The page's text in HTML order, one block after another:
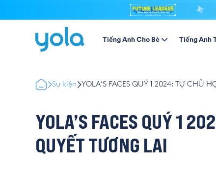
Tiếng Anh Cho Bé Tiếng Anh
Sự kiện YOLA’S FACES QUÝ 1 2024: TỰ CHỦ
YOLA’S FACES QUÝ 1
QUYẾT TƯƠNG LAI